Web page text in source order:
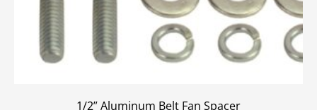
1/2” Aluminum Belt Fan Spacer